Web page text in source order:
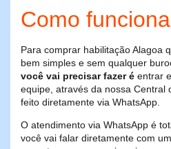
Como
Para comprar habilitação Alagoa
bem simples e sem qualquer
você vai precisar fazer é entrar
equipe, através da nossa Central
feito diretamente via WhatsApp.
O atendimento via WhatsApp é
você vai falar diretamente com